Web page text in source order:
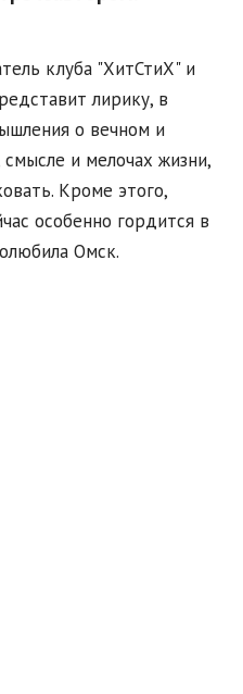
клуба "ХитСтиХ" и
лирику, в
о вечном и
и мелочах жизни,
Кроме этого,
особенно гордится в
Омск.